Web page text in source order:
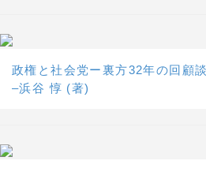
政権と社会党ー裏方32年の回顧
–浜谷 惇 (著)